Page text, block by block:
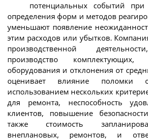
потенциальных событий
определения форм и методов
уменьшают появление
этим расходов или убытков.
производственной
производство комплектующих,
оборудования и отклонения от
оценивает влияние поломки
использованием нескольких
для ремонта, неспособность
клиентов, повышение
также стоимость
внеплановых, ремонтов, и